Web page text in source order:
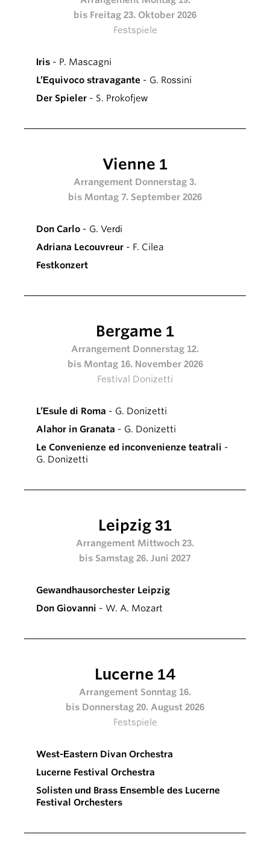
bis Freitag 23. Oktober 2026
Festspiele
Iris - P. Mascagni
L’Equivoco stravagante - G. Rossini
Der Spieler - S. Prokofjew
Vienne 1
Arrangement Donnerstag 3.
bis Montag 7. September 2026
Don Carlo - G. Verdi
Adriana Lecouvreur - F. Cilea
Festkonzert
Bergame 1
Arrangement Donnerstag 12.
bis Montag 16. November 2026
Festival Donizetti
L’Esule di Roma - G. Donizetti
Alahor in Granata - G. Donizetti
Le Convenienze ed inconvenienze teatrali -
G. Donizetti
Leipzig 31
Arrangement Mittwoch 23.
bis Samstag 26. Juni 2027
Gewandhausorchester Leipzig
Don Giovanni - W. A. Mozart
Lucerne 14
Arrangement Sonntag 16.
bis Donnerstag 20. August 2026
Festspiele
West-Eastern Divan Orchestra
Lucerne Festival Orchestra
Solisten und Brass Ensemble des Lucerne
Festival Orchesters